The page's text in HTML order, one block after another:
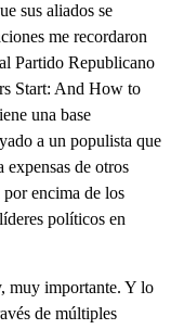
sus aliados se
me recordaron
Partido Republicano
Start: And How to
una base
a un populista que
expensas de otros
encima de los
políticos en
muy importante. Y lo
de múltiples